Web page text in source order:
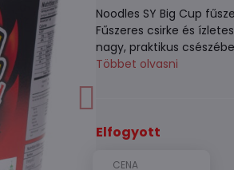
Noodles SY Big Cup
Fűszeres csirke és
nagy, praktikus
Többet olvasni
Elfogyott